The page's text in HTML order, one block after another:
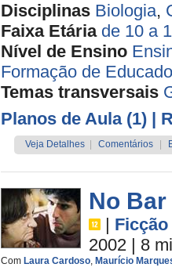
Disciplinas Biologia,
Faixa Etária de 10 a
Nível de Ensino
Formação de
Temas transversais
Planos de Aula (1) |
Veja Detalhes Comentários
No Bar
| Ficção
2002 | 8
Com Laura Cardoso, Maurício